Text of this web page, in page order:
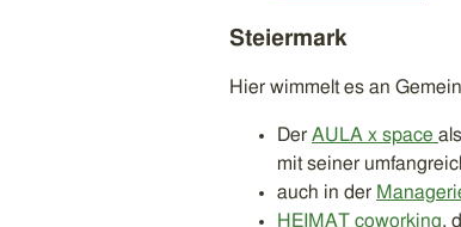
Steiermark
Hier wimmelt es an
Der AULA x space
mit seiner
auch in der
HEIMAT coworking,